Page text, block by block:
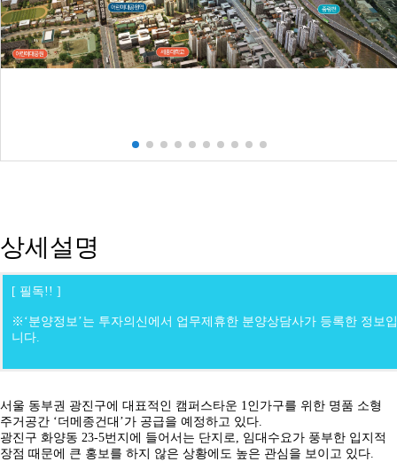
상세설명
[ 필독!! ]
※‘분양정보’는 투자의신에서 업무제휴한 분양상담사가 등록한 정보입
니다.
서울 동부권 광진구에 대표적인 캠퍼스타운 1인가구를 위한 명품 소형
주거공간 ‘더메종건대’가 공급을 예정하고 있다.
광진구 화양동 23-5번지에 들어서는 단지로, 임대수요가 풍부한 입지적
장점 때문에 큰 홍보를 하지 않은 상황에도 높은 관심을 보이고 있다.